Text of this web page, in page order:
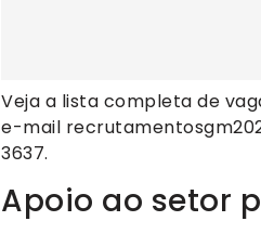
Veja a lista completa de
e-mail
3637.
Apoio ao setor